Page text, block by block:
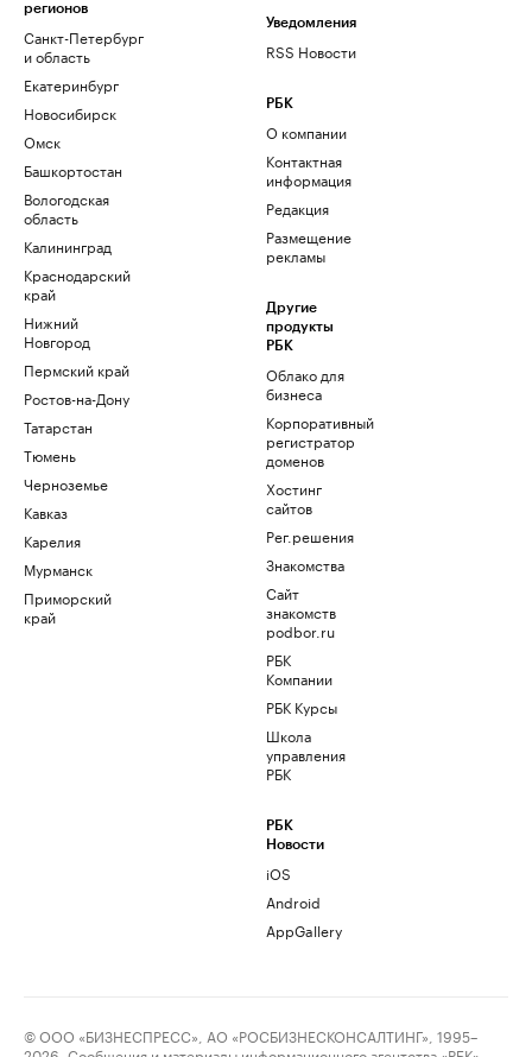
регионов
Санкт-Петербург
и область
Екатеринбург
Новосибирск
Омск
Башкортостан
Вологодская
область
Калининград
Краснодарский
край
Нижний
Новгород
Пермский край
Ростов-на-Дону
Татарстан
Тюмень
Черноземье
Кавказ
Карелия
Мурманск
Приморский
край
Уведомления
RSS Новости
РБК
О компании
Контактная
информация
Редакция
Размещение
рекламы
Другие
продукты
РБК
Облако для
бизнеса
Корпоративный
регистратор
доменов
Хостинг
сайтов
Рег.решения
Знакомства
Сайт
знакомств
podbor.ru
РБК
Компании
РБК Курсы
Школа
управления
РБК
РБК
Новости
iOS
Android
AppGallery
© ООО «БИЗНЕСПРЕСС», АО «РОСБИЗНЕСКОНСАЛТИНГ», 1995–